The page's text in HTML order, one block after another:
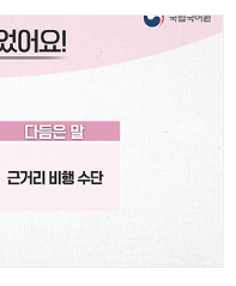
을 동반할 수 있는 서비스가